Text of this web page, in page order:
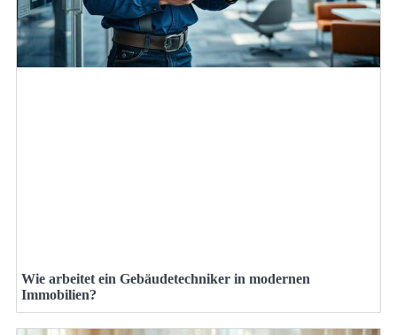
Wie arbeitet ein Gebäudetechniker in modernen
Immobilien?